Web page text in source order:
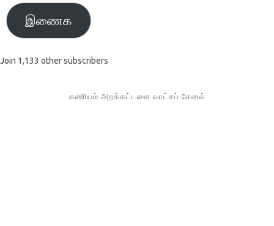
இணைக
Join 1,133 other subscribers
கணியம் அறக்கட்டளை வாட்சப் சேனல்